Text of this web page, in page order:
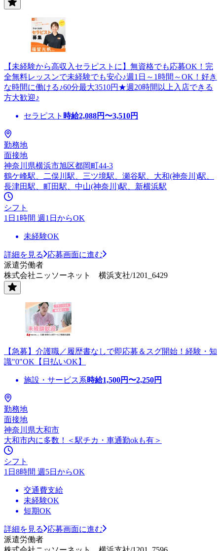
【未経験から高収入セラピストに】無資格でも応募OK！完
全無料レッスンで未経験でも安心♪週1日～1時間～OK！好き
な時間に働ける♪60分最大3510円★週20時間以上入店できる
方大歓迎♪
セラピスト 時給2,088円〜3,510円
勤務地
面接地
神奈川県横浜市旭区都岡町44-3
鶴ケ峰駅、二俣川駅、三ツ境駅、瀬谷駅、大和(神奈川)駅、
長津田駅、町田駅、中山(神奈川)駅、新横浜駅
シフト
1日1時間 週1日からOK
未経験OK
詳細を見る
応募画面に進む
派遣労働者
株式会社ニッソーネット 横浜支社/1201_6429
【急募】介護職／履歴書なしで即応募＆スグ開始！経験・知
識"0"OK【日払いOK】
施設・サービス系時給1,500円〜2,250円
勤務地
面接地
神奈川県大和市
大和市内に多数！＜駅チカ・車通勤okも有＞
シフト
1日8時間 週5日からOK
交通費支給
未経験OK
短期OK
詳細を見る
応募画面に進む
派遣労働者